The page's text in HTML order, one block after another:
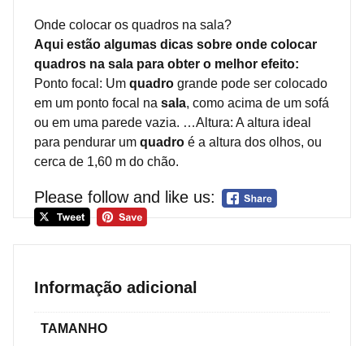
Onde colocar os quadros na sala?
Aqui estão algumas dicas sobre onde colocar
quadros na sala para obter o melhor efeito:
Ponto focal: Um quadro grande pode ser colocado
em um ponto focal na sala, como acima de um sofá
ou em uma parede vazia. …Altura: A altura ideal
para pendurar um quadro é a altura dos olhos, ou
cerca de 1,60 m do chão.
Please follow and like us:
Informação adicional
TAMANHO